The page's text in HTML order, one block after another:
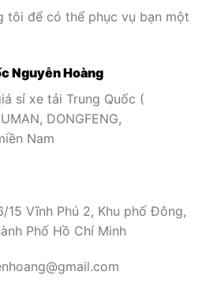
tôi để có thể phục vụ bạn một
Nguyễn Hoàng
sỉ xe tải Trung Quốc (
DONGFENG,
Nam
15 Vĩnh Phú 2, Khu phố Đông,
Phố Hồ Chí Minh